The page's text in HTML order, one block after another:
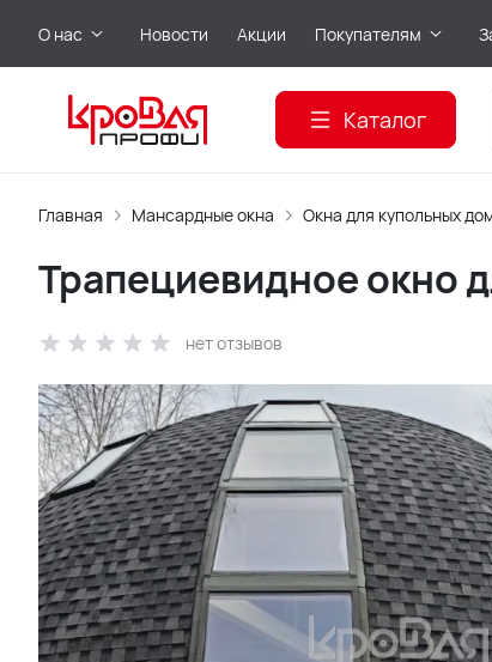
О нас Новости Акции Покупателям
Каталог
Главная Мансардные окна Окна для купольных
Трапециевидное окно
нет отзывов